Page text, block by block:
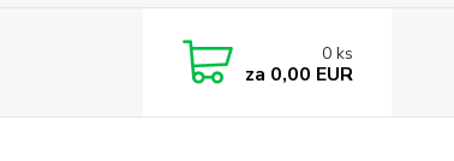
0 ks
za 0,00 EUR